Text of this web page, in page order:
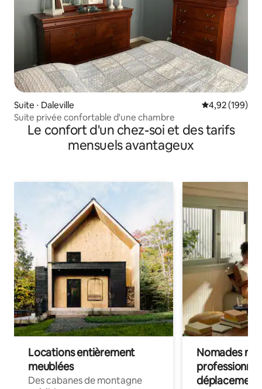
Suite ⋅ Daleville Évaluation
4,92 (199)
Suite privée confortable d'une chambre
Le confort d'un chez-soi et des tarifs
mensuels avantageux
Locations entièrement
meublées
Des cabanes de montagne
Nomades
déplacement